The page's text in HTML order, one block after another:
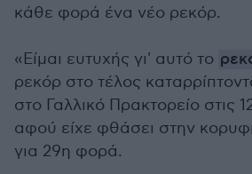
κάθε φορά ένα νέο ρεκόρ.
«Είμαι ευτυχής γι' αυτό το
ρεκόρ στο τέλος
στο Γαλλικό Πρακτορείο στις
αφού είχε φθάσει στην
για 29η φορά.